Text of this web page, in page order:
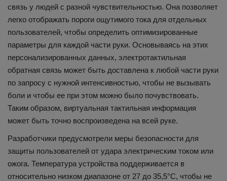
связь у людей с разной чувствительностью. Она позволяет
легко отображать пороги ощутимого тока для отдельных
пользователей, чтобы определить оптимизированные
параметры для каждой части руки. Основываясь на этих
персонализированных данных, электротактильная
обратная связь может быть доставлена ​​к любой части руки
по запросу с нужной интенсивностью, чтобы не вызывать
боли и чтобы ее при этом можно было почувствовать.
Таким образом, виртуальная тактильная информация
может быть точно воспроизведена на всей руке.
Разработчики предусмотрели меры безопасности для
защиты пользователей от удара электрическим током или
ожога. Температура устройства поддерживается в
относительно низком диапазоне от 27 до 35,5°C, чтобы не